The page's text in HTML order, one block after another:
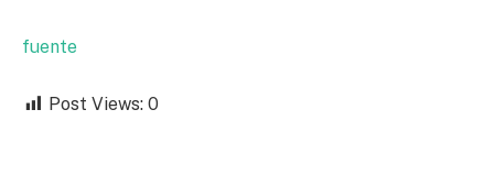
fuente
Post Views: 0